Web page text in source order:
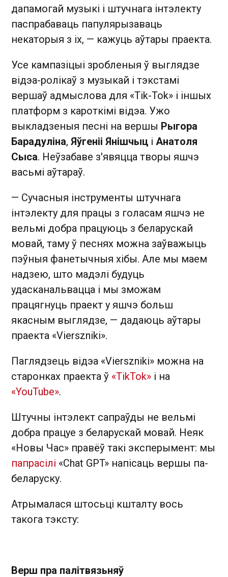
дапамогай музыкі і штучнага інтэлекту
паспрабаваць папулярызаваць
некаторыя з іх, — кажуць аўтары праекта.
Усе кампазіцыі зробленыя ў выглядзе
відэа-ролікаў з музыкай і тэкстамі
вершаў адмыслова для «Tik-Tok» і іншых
платформ з кароткімі відэа. Ужо
выкладзеныя песні на вершы Рыгора
Барадуліна, Яўгеніі Янішчыц і Анатоля
Сыса. Неўзабаве з'явяцца творы яшчэ
васьмі аўтараў.
— Сучасныя інструменты штучнага
інтэлекту для працы з голасам яшчэ не
вельмі добра працуюць з беларускай
мовай, таму ў песнях можна заўважыць
пэўныя фанетычныя хібы. Але мы маем
надзею, што мадэлі будуць
удасканальвацца і мы зможам
працягнуць праект у яшчэ больш
якасным выглядзе, — дадаюць аўтары
праекта «Vierszniki».
Паглядзець відэа «Vierszniki» можна на
старонках праекта ў «TikTok» і на
«YouTube».
Штучны інтэлект сапраўды не вельмі
добра працуе з беларускай мовай. Неяк
«Новы Час» правёў такі эксперымент: мы
папрасілі «Chat GPT» напісаць вершы па-
беларуску.
Атрымалася штосьці кшталту вось
такога тэксту:
Верш пра палітвязьняў